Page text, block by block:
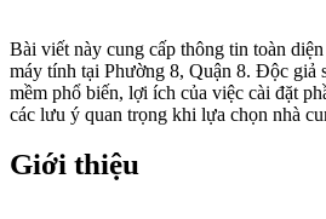
Bài viết này cung cấp thông tin toàn
máy tính tại Phường 8, Quận 8. Độc giả
mềm phổ biến, lợi ích của việc cài đặt
các lưu ý quan trọng khi lựa chọn nhà
Giới thiệu